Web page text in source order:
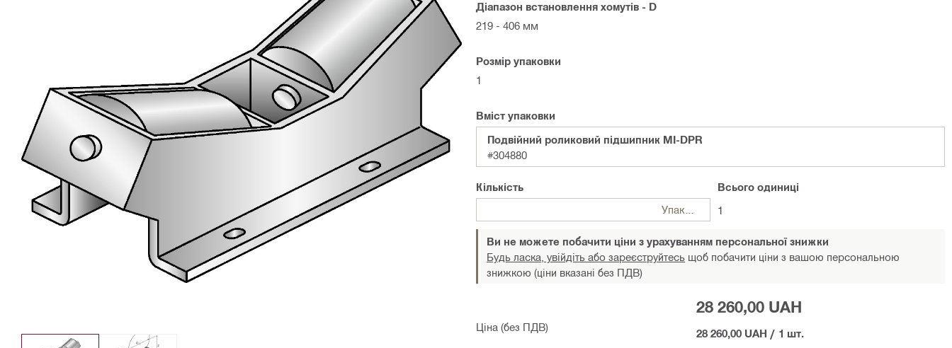
Діапазон встановлення хомутів - D
219 - 406 мм
Розмір упаковки
1
Вміст упаковки
Подвійний роликовий підшипник MI-DPR
#304880
Кількість
Упаковки
Всього одиниці
1
Ви не можете побачити ціни з урахуванням персональної знижки
Будь ласка, увійдіть або зареєструйтесь щоб побачити ціни з вашою персональною
знижкою (ціни вказані без ПДВ)
Ціна (без ПДВ)
28 260,00 UAH
28 260,00 UAH / 1 шт.